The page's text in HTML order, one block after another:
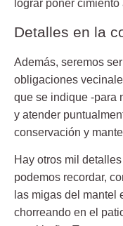
lograr poner
Detalles en la
Además, seremos
obligaciones
que se indique -para
y atender
conservación y
Hay otros mil
podemos recordar,
las migas del mantel
chorreando en el